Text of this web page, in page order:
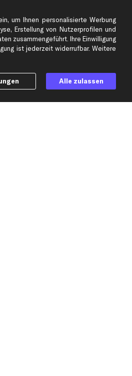
um Ihnen personalisierte Werbung
Erstellung von Nutzerprofilen und
zusammengeführt. Ihre Einwilligung
ist jederzeit widerrufbar. Weitere
Alle zulassen